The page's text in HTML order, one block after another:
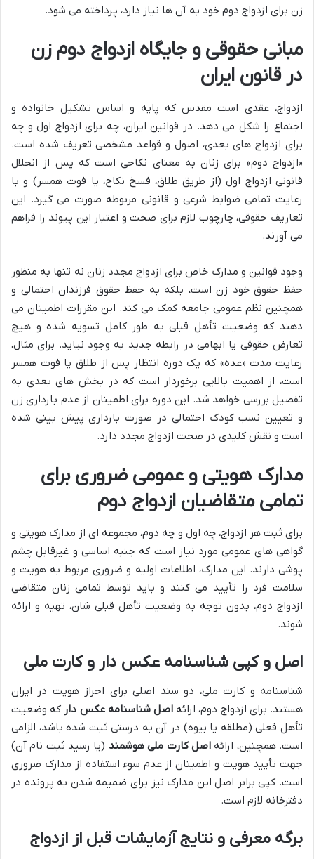
زن برای ازدواج دوم خود به آن ها نیاز دارد، پرداخته می شود.
مبانی حقوقی و جایگاه ازدواج دوم زن
در قانون ایران
ازدواج، عقدی است مقدس که پایه و اساس تشکیل خانواده و
اجتماع را شکل می دهد. در قوانین ایران، چه برای ازدواج اول و چه
برای ازدواج های بعدی، اصول و قواعد مشخصی تعریف شده است.
«ازدواج دوم» برای زنان به معنای نکاحی است که پس از انحلال
قانونی ازدواج اول (از طریق طلاق، فسخ نکاح، یا فوت همسر) و با
رعایت تمامی ضوابط شرعی و قانونی مربوطه صورت می گیرد. این
تعاریف حقوقی، چارچوب لازم برای صحت و اعتبار این پیوند را فراهم
می آورند.
وجود قوانین و مدارک خاص برای ازدواج مجدد زنان نه تنها به منظور
حفظ حقوق خود زن است، بلکه به حفظ حقوق فرزندان احتمالی و
همچنین نظم عمومی جامعه کمک می کند. این مقررات اطمینان می
دهند که وضعیت تأهل قبلی به طور کامل تسویه شده و هیچ
تعارض حقوقی یا ابهامی در رابطه جدید به وجود نیاید. برای مثال،
رعایت مدت «عده» که یک دوره انتظار پس از طلاق یا فوت همسر
است، از اهمیت بالایی برخوردار است که در بخش های بعدی به
تفصیل بررسی خواهد شد. این دوره برای اطمینان از عدم بارداری زن
و تعیین نسب کودک احتمالی در صورت بارداری پیش بینی شده
است و نقش کلیدی در صحت ازدواج مجدد دارد.
مدارک هویتی و عمومی ضروری برای
تمامی متقاضیان ازدواج دوم
برای ثبت هر ازدواج، چه اول و چه دوم، مجموعه ای از مدارک هویتی و
گواهی های عمومی مورد نیاز است که جنبه اساسی و غیرقابل چشم
پوشی دارند. این مدارک، اطلاعات اولیه و ضروری مربوط به هویت و
سلامت فرد را تأیید می کنند و باید توسط تمامی زنان متقاضی
ازدواج دوم، بدون توجه به وضعیت تأهل قبلی شان، تهیه و ارائه
شوند.
اصل و کپی شناسنامه عکس دار و کارت ملی
شناسنامه و کارت ملی، دو سند اصلی برای احراز هویت در ایران
هستند. برای ازدواج دوم، ارائه اصل شناسنامه عکس دار که وضعیت
تأهل فعلی (مطلقه یا بیوه) در آن به درستی ثبت شده باشد، الزامی
است. همچنین، ارائهاصل کارت ملی هوشمند (یا رسید ثبت نام آن)
جهت تأیید هویت و اطمینان از عدم سوء استفاده از مدارک ضروری
است. کپی برابر اصل این مدارک نیز برای ضمیمه شدن به پرونده در
دفترخانه لازم است.
برگه معرفی و نتایج آزمایشات قبل از ازدواج